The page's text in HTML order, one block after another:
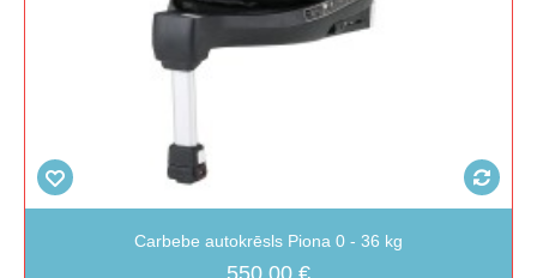
Carbebe autokrēsls Piona 0 - 36 kg
550,00 €